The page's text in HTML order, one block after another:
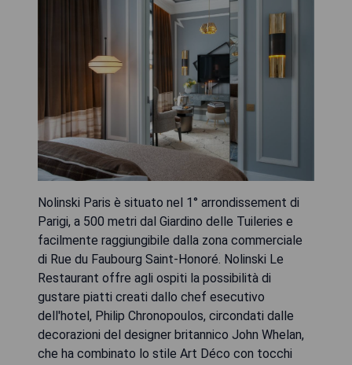
Nolinski Paris è situato nel 1° arrondissement di
Parigi, a 500 metri dal Giardino delle Tuileries e
facilmente raggiungibile dalla zona commerciale
di Rue du Faubourg Saint-Honoré. Nolinski Le
Restaurant offre agli ospiti la possibilità di
gustare piatti creati dallo chef esecutivo
dell'hotel, Philip Chronopoulos, circondati dalle
decorazioni del designer britannico John Whelan,
che ha combinato lo stile Art Déco con tocchi